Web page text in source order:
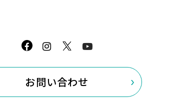
場所：三島市立西小学校
面白かったという方は、高評価ボタンやチ
です(#^^#)
*******************************
お問い合わせ